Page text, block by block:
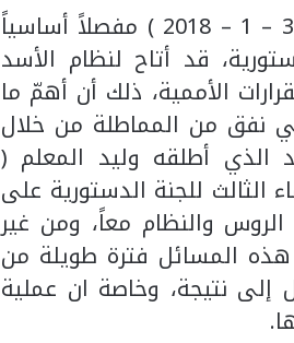
من المؤكّد أن إصرار الروس على أن يكون لقاء سوتشي( 30 – 1 – 2018 ) مفصلاً أساسياً
قد أتاح لنظام الأسد
الأممية، ذلك أن أهمّ ما
نفق من المماطلة من خلال
الذي أطلقه وليد المعلم (
الثالث للجنة الدستورية على
والنظام معاً، ومن غير
المسائل فترة طويلة من
إلى نتيجة، وخاصة ان عملية